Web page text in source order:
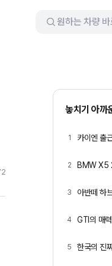
놓치기 아까
1 카이엔 출
2 BMW X5
3
4 GTI의 매력
5 한국의 진